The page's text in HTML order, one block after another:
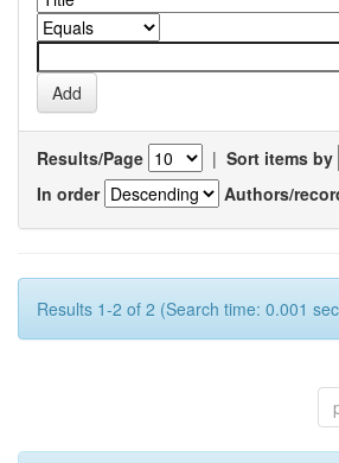
Results/Page | Sort items by
In order
Authors/
Results 1-2 of 2 (Search time: 0.001